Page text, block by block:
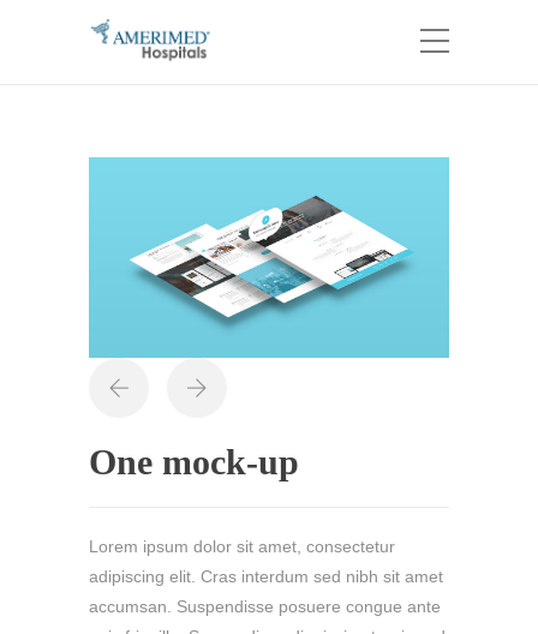
One mock-up
Lorem ipsum dolor sit amet, consectetur
adipiscing elit. Cras interdum sed nibh sit amet
accumsan. Suspendisse posuere congue ante